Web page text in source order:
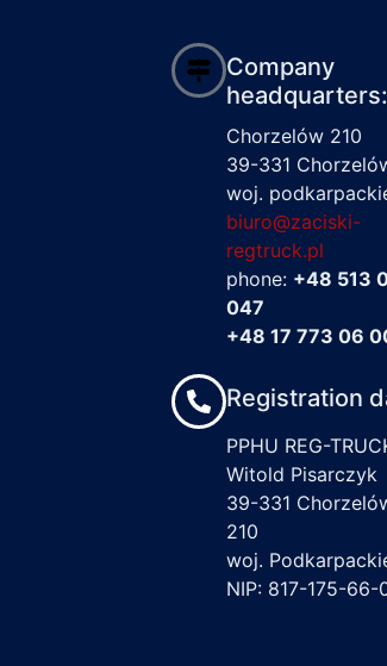
Company
headquarters:
Chorzelów 210
39-331
woj.
biuro@zaciski-
regtruck.pl
phone: +48 513
047
+48 17 773 06
Registration
PPHU REG-
Witold Pisarczyk
39-331
210
woj.
NIP: 817-175-66-